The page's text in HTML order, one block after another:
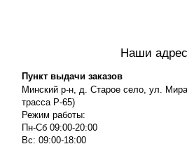
Наши
Пункт выдачи заказов
Минский р-н, д. Старое село, ул.
трасса P-65)
Режим работы:
Пн-Сб 09:00-20:00
Вс: 09:00-18:00